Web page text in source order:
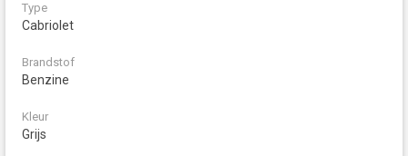
Type
Cabriolet
Brandstof
Benzine
Kleur
Grijs